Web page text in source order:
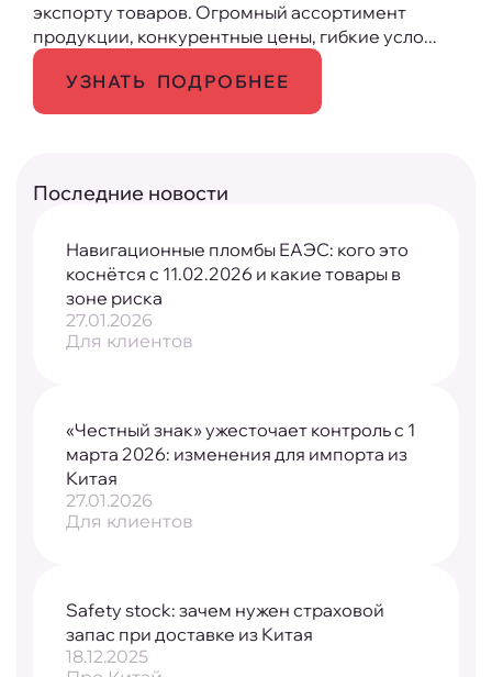
экспорту товаров. Огромный ассортимент
продукции, конкурентные цены, гибкие усло...
УЗНАТЬ ПОДРОБНЕЕ
Последние новости
Навигационные пломбы ЕАЭС: кого это
коснётся с 11.02.2026 и какие товары в
зоне риска
27.01.2026
Для клиентов
«Честный знак» ужесточает контроль с 1
марта 2026: изменения для импорта из
Китая
27.01.2026
Для клиентов
Safety stock: зачем нужен страховой
запас при доставке из Китая
18.12.2025